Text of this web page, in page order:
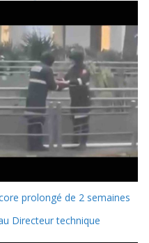
prolongé de 2 semaines
Directeur technique